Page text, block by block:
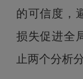
的可信度，
损失促进全
止两个分析